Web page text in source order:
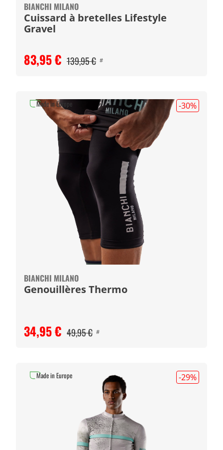
BIANCHI MILANO
Cuissard à bretelles Lifestyle
Gravel
83,95 € 139,95 € #
-30%
BIANCHI MILANO
Genouillères Thermo
34,95 € 49,95 € #
Made in Europe
-29%
Made in Europe